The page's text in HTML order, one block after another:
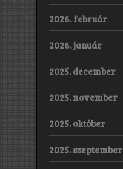
2026. február
2026. január
2025. december
2025. november
2025. október
2025. szeptember